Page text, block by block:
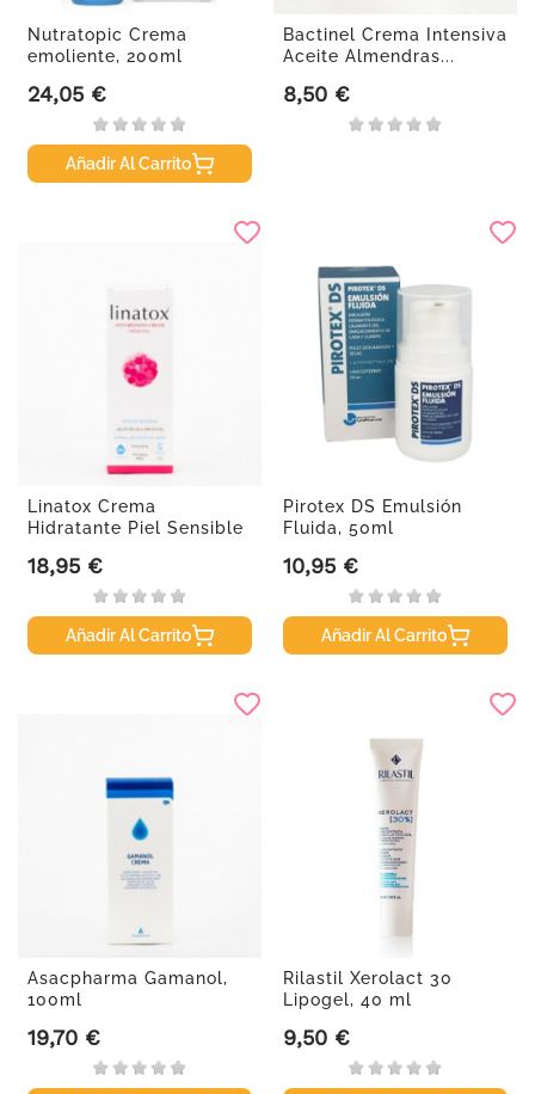
Nutratopic Crema
emoliente, 200ml
Precio
24,05 €
Añadir Al Carrito
Bactinel Crema Intensiva
Aceite Almendras...
Precio
8,50 €
Linatox Crema
Hidratante Piel Sensible
Precio
18,95 €
Añadir Al Carrito
Pirotex DS Emulsión
Fluida, 50ml
Precio
10,95 €
Añadir Al Carrito
Asacpharma Gamanol,
100ml
Precio
19,70 €
Rilastil Xerolact 30
Lipogel, 40 ml
Precio
9,50 €